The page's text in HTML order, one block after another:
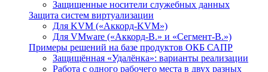
Защищенные носители служебных данных
Защита систем виртуализации
Для KVM («Аккорд-KVM»)
Для VMware («Аккорд-В.» и «Сегмент-В.»)
Примеры решений на базе продуктов ОКБ САПР
Защищённая «Удалёнка»: варианты реализации
Работа с одного рабочего места в двух разных